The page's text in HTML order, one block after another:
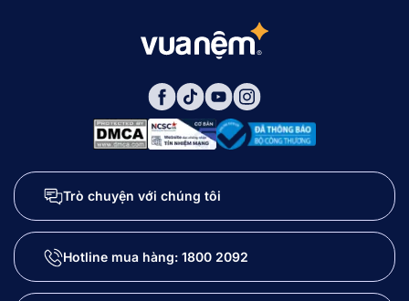
Trò chuyện với chúng tôi
Hotline mua hàng: 1800 2092